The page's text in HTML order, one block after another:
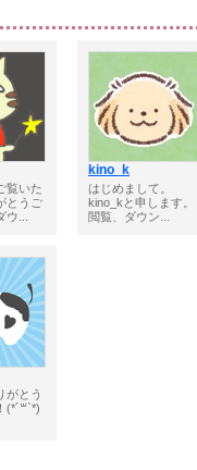
覧いた
とうご
...
kino_k
はじめまして。
kino_kと申します。
閲覧、ダウン...
がとう
(*´꒳`*)